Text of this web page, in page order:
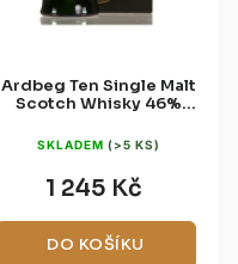
Ardbeg Ten Single Malt
Scotch Whisky 46%
SKLADEM (>5 KS)
1 245 Kč
DO KOŠÍKU